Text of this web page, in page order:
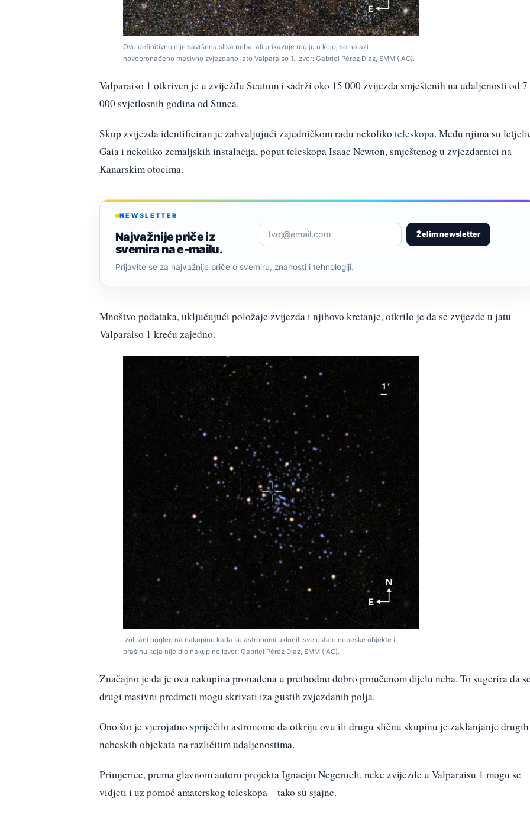
Ovo definitivno nije savršena slika neba, ali prikazuje regiju u kojoj se nalazi
novopronađeno masivno zvjezdano jato Valparaiso 1. Izvor: Gabriel Pérez Díaz, SMM (IAC).
Valparaiso 1 otkriven je u zviježđu Scutum i sadrži oko 15 000 zvijezda smještenih na udaljenosti od 7
000 svjetlosnih godina od Sunca.
Skup zvijezda identificiran je zahvaljujući zajedničkom radu nekoliko teleskopa. Među njima su
Gaia i nekoliko zemaljskih instalacija, poput teleskopa Isaac Newton, smještenog u zvjezdarnici na
Kanarskim otocima.
NEWSLETTER
Najvažnije priče iz
svemira na e-mailu.
Želim newsletter
Prijavite se za najvažnije priče o svemiru, znanosti i tehnologiji.
Mnoštvo podataka, uključujući položaje zvijezda i njihovo kretanje, otkrilo je da se zvijezde u jatu
Valparaiso 1 kreću zajedno.
Izolirani pogled na nakupinu kada su astronomi uklonili sve ostale nebeske objekte i
prašinu koja nije dio nakupine.Izvor: Gabriel Pérez Díaz, SMM (IAC).
Značajno je da je ova nakupina pronađena u prethodno dobro proučenom dijelu neba. To sugerira da
drugi masivni predmeti mogu skrivati iza gustih zvjezdanih polja.
Ono što je vjerojatno spriječilo astronome da otkriju ovu ili drugu sličnu skupinu je zaklanjanje drugih
nebeskih objekata na različitim udaljenostima.
Primjerice, prema glavnom autoru projekta Ignaciju Negerueli, neke zvijezde u Valparaisu 1 mogu se
vidjeti i uz pomoć amaterskog teleskopa – tako su sjajne.